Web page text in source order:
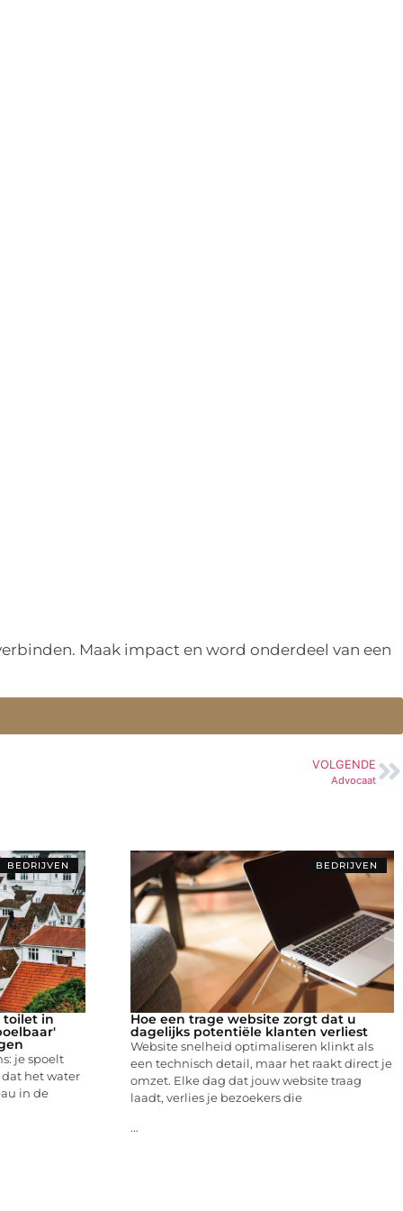
Maak impact en word onderdeel van een
VOLGENDE
Advocaat
BEDRIJVEN
toilet in
je spoelt
het water
in de
BEDRIJVEN
Hoe een trage website zorgt dat u
dagelijks potentiële klanten verliest
Website snelheid optimaliseren klinkt als
een technisch detail, maar het raakt direct je
omzet. Elke dag dat jouw website traag
laadt, verlies je bezoekers die
...